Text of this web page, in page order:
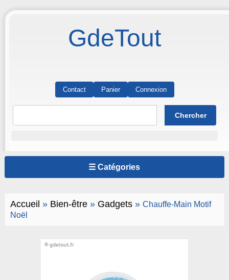
GdeTout
Contact Panier Connexion
☰ Catégories
Accueil » Bien-être» Gadgets» Chauffe-Main Motif
Noël